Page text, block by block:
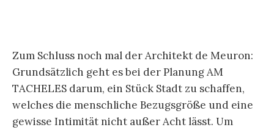
Zum Schluss noch mal der Architekt de Meuron:
Grundsätzlich geht es bei der Planung AM
TACHELES darum, ein Stück Stadt zu schaffen,
welches die menschliche Bezugsgröße und eine
gewisse Intimität nicht außer Acht lässt. Um